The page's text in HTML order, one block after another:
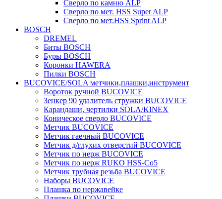
Сверло по камню ALP
Сверло по мет. HSS Super ALP
Сверло по мет.HSS Sprint ALP
BOSCH
DREMEL
Биты BOSCH
Буры BOSCH
Коронки HAWERA
Пилки BOSCH
BUCOVICE/SOLA метчики,плашки,инструмент
Вороток ручной BUCOVICE
Зенкер 90 удалитель стружки BUCOVICE
Карандаши, чертилки SOLA/KINEX
Коническое сверло BUCOVICE
Метчик BUCOVICE
Метчик гаечный BUCOVICE
Метчик д/глухих отверстий BUCOVICE
Метчик по нерж BUCOVICE
Метчик по нерж RUKO HSS-Co5
Метчик трубная резьба BUCOVICE
Наборы BUCOVICE
Плашка по нержавейке